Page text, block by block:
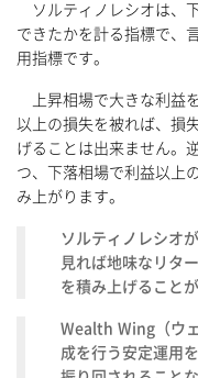
ソルティノレシオは、
できたかを計る指標で、
用指標です。
上昇相場で大きな利益
以上の損失を被れば、損
げることは出来ません。
つ、下落相場で利益以上
み上がります。
ソルティノレシオ
見れば地味なリタ
を積み上げること
Wealth Wing（ウ
成を行う安定運用